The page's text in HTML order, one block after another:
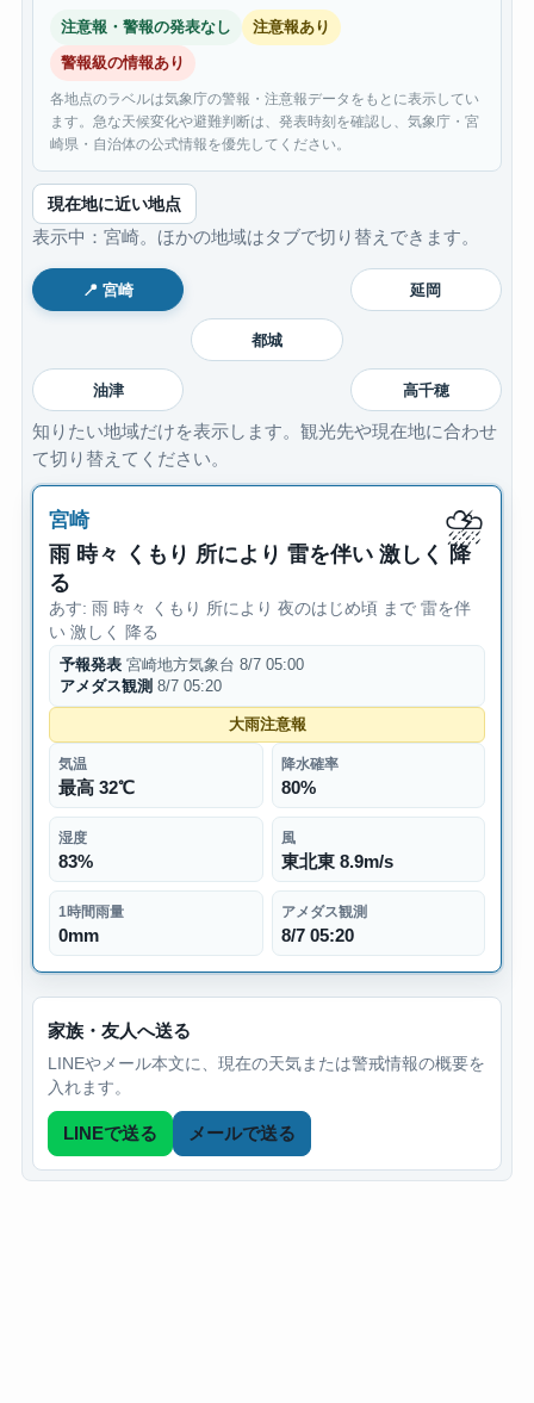
注意報・警報の発表なし
注意報あり
警報級の情報あり
各地点のラベルは気象庁の警報・注意報データをもとに表示してい
ます。急な天候変化や避難判断は、発表時刻を確認し、気象庁・宮
崎県・自治体の公式情報を優先してください。
現在地に近い地点
表示中：宮崎。ほかの地域はタブで切り替えできます。
📍 宮崎 延岡
都城
油津 高千穂
知りたい地域だけを表示します。観光先や現在地に合わせ
て切り替えてください。
宮崎 ⛈
雨 時々 くもり 所により 雷を伴い 激しく 降
る
あす: 雨 時々 くもり 所により 夜のはじめ頃 まで 雷を伴
い 激しく 降る
予報発表宮崎地方気象台 8/7 05:00
アメダス観測 8/7 05:20
大雨注意報
気温
最高 32℃
降水確率
80%
湿度
83%
風
東北東 8.9m/s
1時間雨量
0mm
アメダス観測
8/7 05:20
家族・友人へ送る
LINEやメール本文に、現在の天気または警戒情報の概要を
入れます。
LINEで送る メールで送る